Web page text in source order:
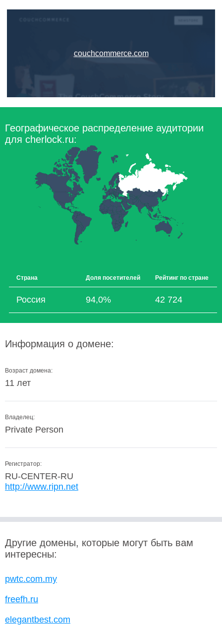
couchcommerce.com
Географическое распределение аудитории
для cherlock.ru:
Страна Доля посетителей Рейтинг по стране
Россия 94,0% 42 724
Информация о домене:
Возраст домена:
11 лет
Владелец:
Private Person
Регистратор:
RU-CENTER-RU
http://www.ripn.net
Другие домены, которые могут быть вам
интересны:
pwtc.com.my
freefh.ru
elegantbest.com